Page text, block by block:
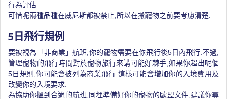
行為評估.
可惜呢兩種品種在威尼斯都被禁止,所以在搬寵物之前要考慮清楚.
5日飛行規例
要被視為「非商業」航班,你的寵物需要在你飛行後5日內飛行.不過,
管理寵物的飛行時間對於寵物旅行來講可能好棘手,如果你超出呢個
5日規則,你可能會被列為商業飛行.這樣可能會增加你的入境費用及
改變你的入境要求.
為協助你搵到合適的航班,同埋準備好你的寵物的歐盟文件,建議你尋